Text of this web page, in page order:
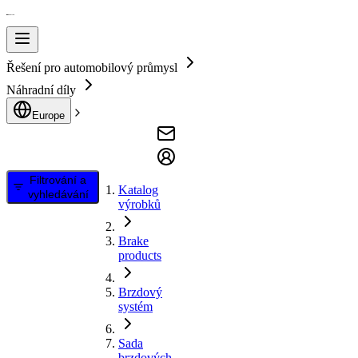
Řešení pro automobilový průmysl
Náhradní díly
Europe
Filtrování a
vyhledávání
Katalog
výrobků
Brake
products
Brzdový
systém
Sada